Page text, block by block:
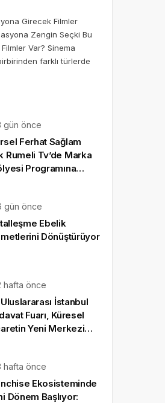
Girecek Filmler
Zengin Seçki Bu
Var? Sinema
farklı türlerde
gün önce
Ferhat Sağlam
Rumeli Tv’de Marka
Programına
gün önce
Ebelik
Dönüştürüyor
hafta önce
İstanbul
Fuarı, Küresel
Yeni Merkezi
hafta önce
Ekosisteminde
Dönem Başlıyor: